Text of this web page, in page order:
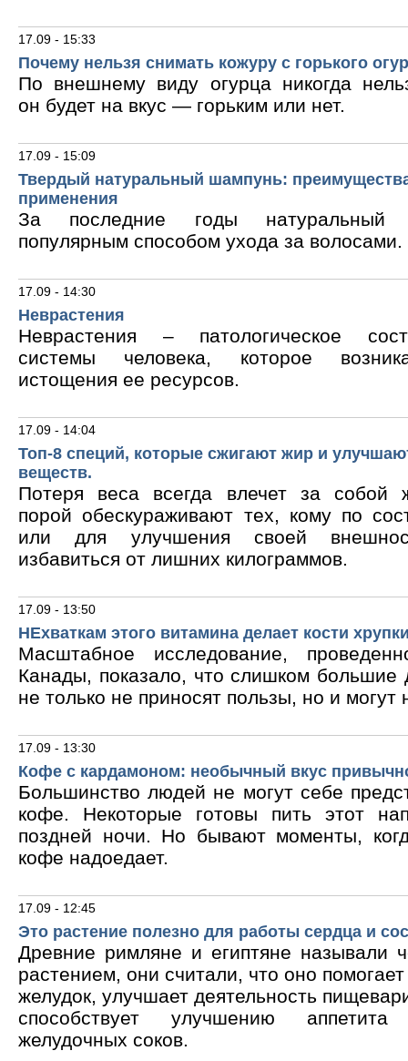
17.09 - 15:33
Почему нельзя снимать кожуру с горького
По внешнему виду огурца никогда
он будет на вкус — горьким или нет.
17.09 - 15:09
Твердый натуральный шампунь:
применения
За последние годы натуральный
популярным способом ухода за волосами.
17.09 - 14:30
Неврастения
Неврастения – патологическое
системы человека, которое
истощения ее ресурсов.
17.09 - 14:04
Топ-8 специй, которые сжигают жир и
веществ.
Потеря веса всегда влечет за собой
порой обескураживают тех, кому по
или для улучшения своей
избавиться от лишних килограммов.
17.09 - 13:50
НЕхваткам этого витамина делает кости
Масштабное исследование,
Канады, показало, что слишком большие
не только не приносят пользы, но и могут
17.09 - 13:30
Кофе с кардамоном: необычный вкус
Большинство людей не могут себе
кофе. Некоторые готовы пить этот
поздней ночи. Но бывают моменты,
кофе надоедает.
17.09 - 12:45
Это растение полезно для работы сердца и
Древние римляне и египтяне называли
растением, они считали, что оно
желудок, улучшает деятельность
способствует улучшению
желудочных соков.